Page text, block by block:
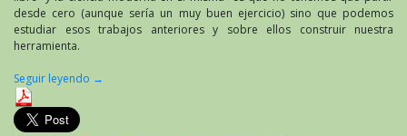
desde cero (aunque sería un muy buen ejercicio) sino que podemos
estudiar esos trabajos anteriores y sobre ellos construir nuestra
herramienta.
Seguir leyendo →